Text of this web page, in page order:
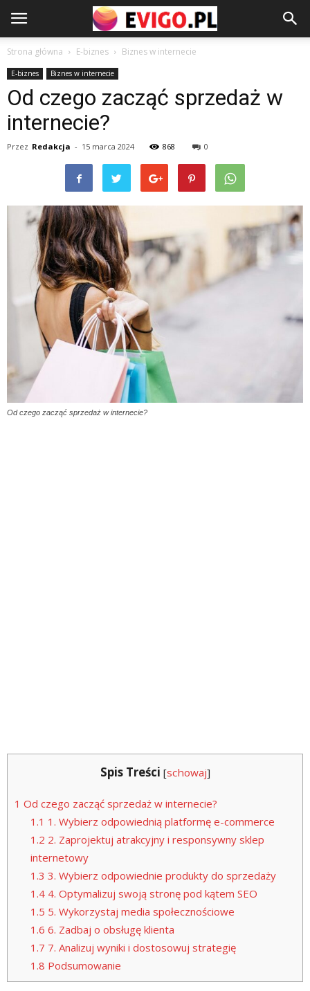
Strona główna E-biznes Biznes w internecie
E-biznes Biznes w internecie
Od czego zacząć sprzedaż w
internecie?
Przez Redakcja - 15 marca 2024 868 0
Od czego zacząć sprzedaż w internecie?
Spis Treści [schowaj]
1 Od czego zacząć sprzedaż w internecie?
1.1 1. Wybierz odpowiednią platformę e-commerce
1.2 2. Zaprojektuj atrakcyjny i responsywny sklep
internetowy
1.3 3. Wybierz odpowiednie produkty do sprzedaży
1.44. Optymalizuj swoją stronę pod kątem SEO
1.5 5. Wykorzystaj media społecznościowe
1.6 6. Zadbaj o obsługę klienta
1.7 7. Analizuj wyniki i dostosowuj strategię
1.8 Podsumowanie